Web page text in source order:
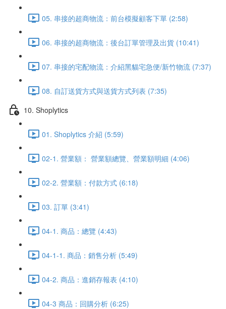
05. 串接的超商物流：前台模擬顧客下單 (2:58)
06. 串接的超商物流：後台訂單管理及出貨 (10:41)
07. 串接的宅配物流：介紹黑貓宅急便/新竹物流 (7:37)
08. 自訂送貨方式與送貨方式列表 (7:35)
10. Shoplytics
01. Shoplytics 介紹 (5:59)
02-1. 營業額： 營業額總覽、營業額明細 (4:06)
02-2. 營業額：付款方式 (6:18)
03. 訂單 (3:41)
04-1. 商品：總覽 (4:43)
04-1-1. 商品：銷售分析 (5:49)
04-2. 商品：進銷存報表 (4:10)
04-3 商品：回購分析 (6:25)